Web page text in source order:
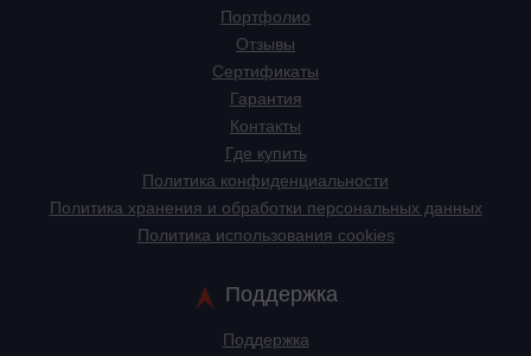
Портфолио
Отзывы
Сертификаты
Гарантия
Контакты
Где купить
Политика конфиденциальности
Политика хранения и обработки персональных данных
Политика использования cookies
Поддержка
Поддержка